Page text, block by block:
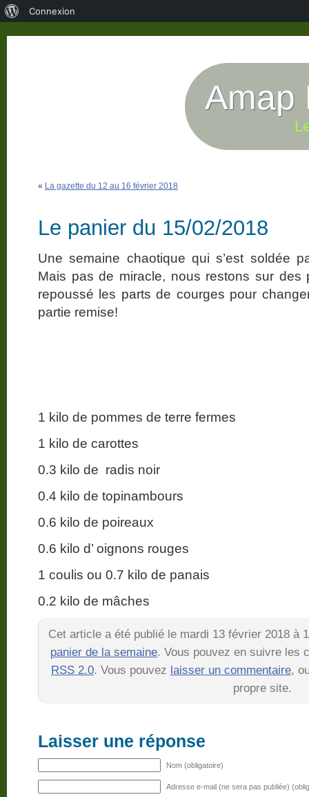
Amap
« La gazette du 12 au 16 février 2018
Le panier du 15/02/2018
Une semaine chaotique qui s’est soldée
Mais pas de miracle, nous restons sur des
repoussé les parts de courges pour
partie remise!
1 kilo de pommes de terre fermes
1 kilo de carottes
0.3 kilo de radis noir
0.4 kilo de topinambours
0.6 kilo de poireaux
0.6 kilo d’ oignons rouges
1 coulis ou 0.7 kilo de panais
0.2 kilo de mâches
Cet article a été publié le mardi 13 février 2018 à
panier de la semaine. Vous pouvez en suivre les
RSS 2.0. Vous pouvez laisser un commentaire,
propre site.
Laisser une réponse
Nom (obligatoire)
Adresse e-mail (ne sera pas publiée)
Connexion